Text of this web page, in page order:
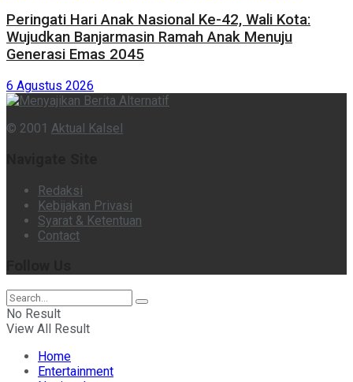
Peringati Hari Anak Nasional Ke-42, Wali Kota:
Wujudkan Banjarmasin Ramah Anak Menuju
Generasi Emas 2045
6 Agustus 2026
© 2001 Aktual Kalsel
Redaksi
Kebijakan Privasi
Syarat & Ketentuan
Contact
No Result
View All Result
Home
Entertainment